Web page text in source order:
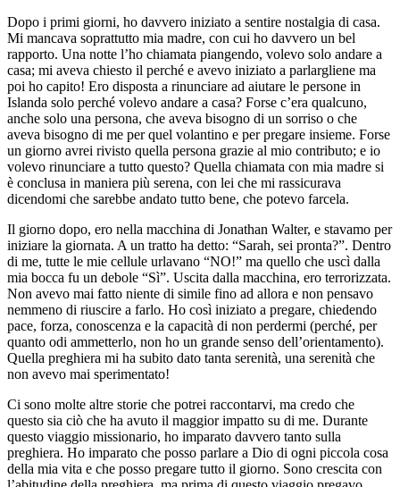
Dopo i primi giorni, ho davvero iniziato a sentire nostalgia di casa.
Mi mancava soprattutto mia madre, con cui ho davvero un bel
rapporto. Una notte l’ho chiamata piangendo, volevo solo andare a
casa; mi aveva chiesto il perché e avevo iniziato a parlargliene ma
poi ho capito! Ero disposta a rinunciare ad aiutare le persone in
Islanda solo perché volevo andare a casa? Forse c’era qualcuno,
anche solo una persona, che aveva bisogno di un sorriso o che
aveva bisogno di me per quel volantino e per pregare insieme. Forse
un giorno avrei rivisto quella persona grazie al mio contributo; e io
volevo rinunciare a tutto questo? Quella chiamata con mia madre si
è conclusa in maniera più serena, con lei che mi rassicurava
dicendomi che sarebbe andato tutto bene, che potevo farcela.
Il giorno dopo, ero nella macchina di Jonathan Walter, e stavamo per
iniziare la giornata. A un tratto ha detto: “Sarah, sei pronta?”. Dentro
di me, tutte le mie cellule urlavano “NO!” ma quello che uscì dalla
mia bocca fu un debole “Sì”. Uscita dalla macchina, ero terrorizzata.
Non avevo mai fatto niente di simile fino ad allora e non pensavo
nemmeno di riuscire a farlo. Ho così iniziato a pregare, chiedendo
pace, forza, conoscenza e la capacità di non perdermi (perché, per
quanto odi ammetterlo, non ho un grande senso dell’orientamento).
Quella preghiera mi ha subito dato tanta serenità, una serenità che
non avevo mai sperimentato!
Ci sono molte altre storie che potrei raccontarvi, ma credo che
questo sia ciò che ha avuto il maggior impatto su di me. Durante
questo viaggio missionario, ho imparato davvero tanto sulla
preghiera. Ho imparato che posso parlare a Dio di ogni piccola cosa
della mia vita e che posso pregare tutto il giorno. Sono crescita con